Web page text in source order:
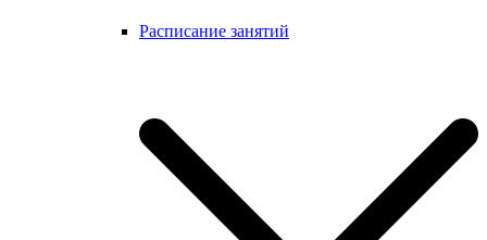
Расписание занятий